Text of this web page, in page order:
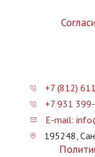
+7 (812)
+7 931
E-mail:
195248,